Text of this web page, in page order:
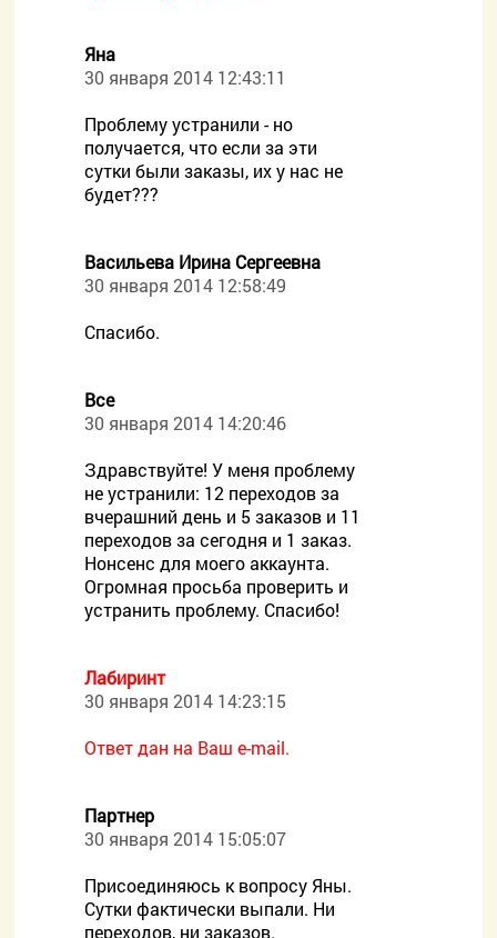
Яна
30 января 2014 12:43:11
Проблему устранили - но
получается, что если за эти
сутки были заказы, их у нас не
будет???
Васильева Ирина Сергеевна
30 января 2014 12:58:49
Спасибо.
Все
30 января 2014 14:20:46
Здравствуйте! У меня проблему
не устранили: 12 переходов за
вчерашний день и 5 заказов и 11
переходов за сегодня и 1 заказ.
Нонсенс для моего аккаунта.
Огромная просьба проверить и
устранить проблему. Спасибо!
Лабиринт
30 января 2014 14:23:15
Ответ дан на Ваш e-mail.
Партнер
30 января 2014 15:05:07
Присоединяюсь к вопросу Яны.
Сутки фактически выпали. Ни
переходов, ни заказов.